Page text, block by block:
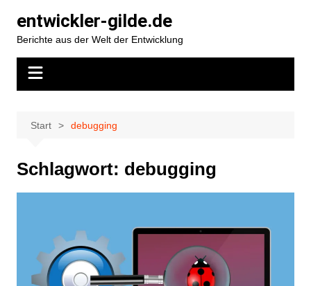
Inhalt
springen
entwickler-gilde.de
Berichte aus der Welt der Entwicklung
Start debugging
Schlagwort: debugging